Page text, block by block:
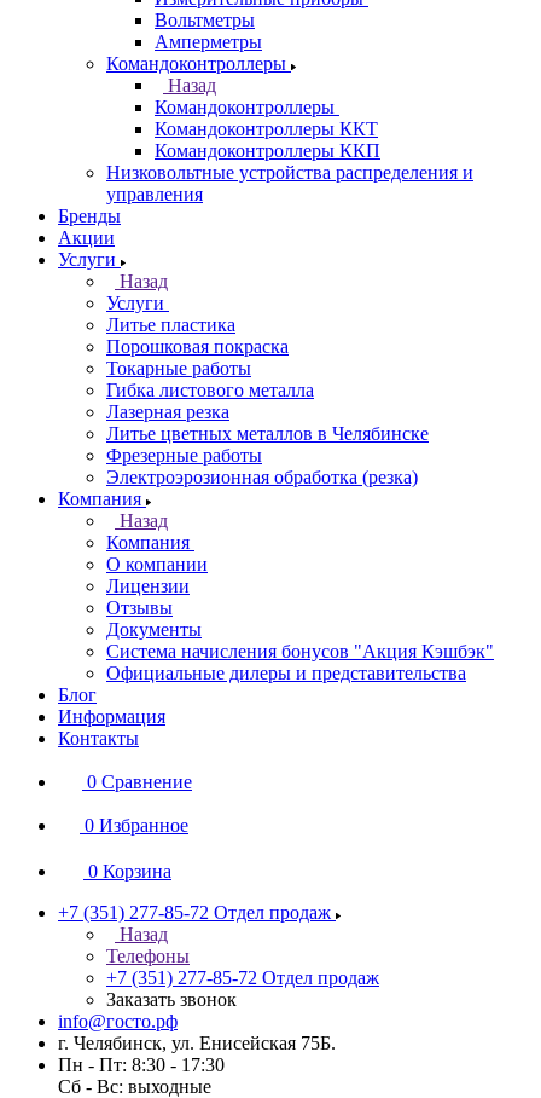
Вольтметры
Амперметры
Командоконтроллеры
Назад
Командоконтроллеры
Командоконтроллеры ККТ
Командоконтроллеры ККП
Низковольтные устройства распределения и
управления
Бренды
Акции
Услуги
Назад
Услуги
Литье пластика
Порошковая покраска
Токарные работы
Гибка листового металла
Лазерная резка
Литье цветных металлов в Челябинске
Фрезерные работы
Электроэрозионная обработка (резка)
Компания
Назад
Компания
О компании
Лицензии
Отзывы
Документы
Система начисления бонусов "Акция Кэшбэк"
Официальные дилеры и представительства
Блог
Информация
Контакты
0 Сравнение
0 Избранное
0 Корзина
+7 (351) 277-85-72 Отдел продаж
Назад
Телефоны
+7 (351) 277-85-72 Отдел продаж
Заказать звонок
info@госто.рф
г. Челябинск, ул. Енисейская 75Б.
Пн - Пт: 8:30 - 17:30
Сб - Вс: выходные